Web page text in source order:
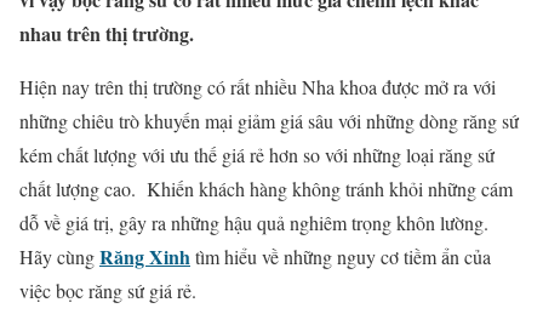
nhau trên thị trường.
Hiện nay trên thị trường có rất nhiều Nha khoa được mở ra với
những chiêu trò khuyến mại giảm giá sâu với những dòng răng sứ
kém chất lượng với ưu thế giá rẻ hơn so với những loại răng sứ
chất lượng cao. Khiến khách hàng không tránh khỏi những cám
dỗ về giá trị, gây ra những hậu quả nghiêm trọng khôn lường.
Hãy cùngRăng Xinhtìm hiểu về những nguy cơ tiềm ẩn của
việc bọc răng sứ giá rẻ.